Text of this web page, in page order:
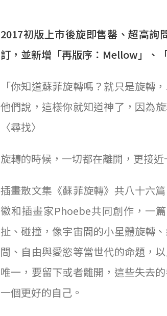
2017初版上市後旋即售罄、超高詢
訂，並新增「再版序：Mellow」、
「你知道蘇菲旋轉嗎？就只是旋轉
他們說，這樣你就知道神了，因為
〈尋找〉
旋轉的時候，一切都在離開，更接
插畫散文集《蘇菲旋轉》共八十六
徽和插畫家Phoebe共同創作，一
扯、碰撞，像宇宙間的小星體旋轉
間、自由與愛慾等當世代的命題，
唯一，要留下或者離開，這些失去
一個更好的自己。